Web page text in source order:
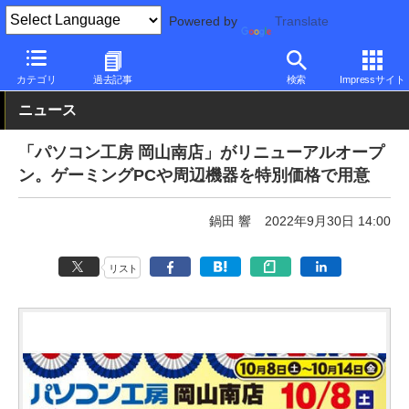
Powered by Translate
カテゴリ 過去記事 検索 Impressサイト
PC Watch 市場 動向
ニュース
「パソコン工房 岡山南店」がリニューアルオープ
ン。ゲーミングPCや周辺機器を特別価格で用意
鍋田 響 2022年9月30日 14:00
リスト